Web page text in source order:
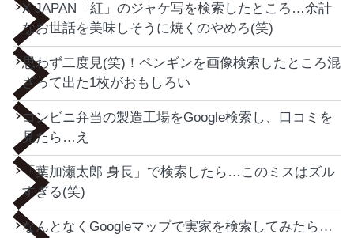
X JAPAN「紅」のジャケ写を検索したところ…余計
なお世話を美味しそうに焼くのやめろ(笑)
思わず二度見(笑)！ペンギンを画像検索したところ混
ざって出た1枚がおもしろい
コンビニ弁当の製造工場をGoogle検索し、口コミを
見たら…え
「葉加瀬太郎 身長」で検索したら…このミスはズル
すぎる(笑)
なんとなくGoogleマップで実家を検索してみたら…